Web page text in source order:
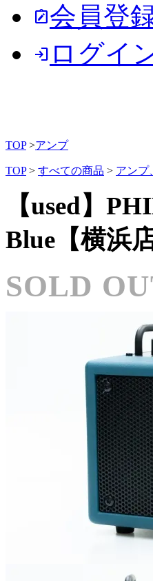
note_alt会員登
login ログイ
TOP >アンプ
TOP > すべての商品 > アンプ
【used】
Blue【横浜店
SOLD